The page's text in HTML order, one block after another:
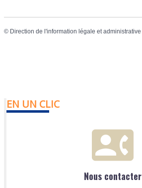
© Direction de l'information légale et administrative
EN UN CLIC
Nous contacter